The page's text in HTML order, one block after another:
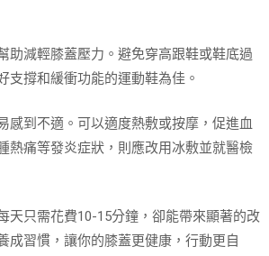
助減輕膝蓋壓力。避免穿高跟鞋或鞋底過
支撐和緩衝功能的運動鞋為佳。
感到不適。可以適度熱敷或按摩，促進血
熱痛等發炎症狀，則應改用冰敷並就醫檢
天只需花費10-15分鐘，卻能帶來顯著的改
成習慣，讓你的膝蓋更健康，行動更自